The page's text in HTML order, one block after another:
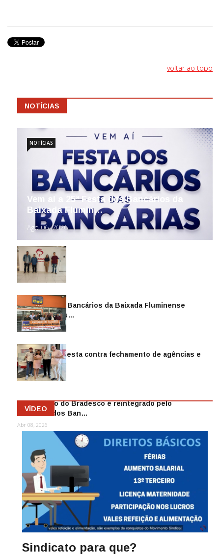
voltar ao topo
NOTÍCIAS
Vem aí a 25ª Festa dos Bancários da
Baixada Flumin…
Ago 06, 2026
NOTÍCIAS
Sindicato dos Bancários da Baixada Fluminense
reintegra mais…
Jul 14, 2026
Sindicato protesta contra fechamento de agências e
as demiss…
Mai 13, 2026
Funcionário do Bradesco é reintegrado pelo
Sindicato dos Ban…
Abr 08, 2026
VÍDEO
Sindicato para que?